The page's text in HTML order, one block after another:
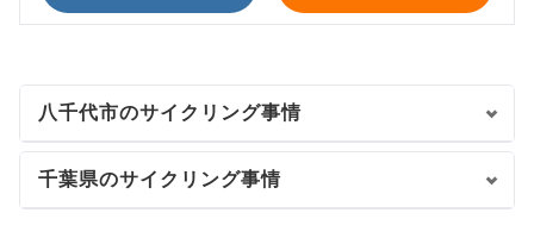
八千代市のサイクリング事情
千葉県のサイクリング事情